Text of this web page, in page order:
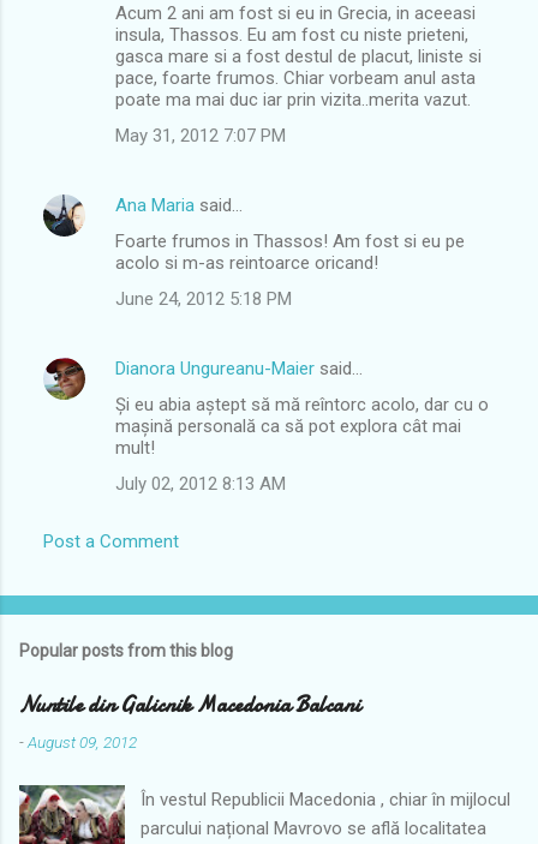
Acum 2 ani am fost si eu in Grecia, in aceeasi
insula, Thassos. Eu am fost cu niste prieteni,
gasca mare si a fost destul de placut, liniste si
pace, foarte frumos. Chiar vorbeam anul asta
poate ma mai duc iar prin vizita..merita vazut.
May 31, 2012 7:07 PM
Ana Maria said…
Foarte frumos in Thassos! Am fost si eu pe
acolo si m-as reintoarce oricand!
June 24, 2012 5:18 PM
Dianora Ungureanu-Maier said…
Și eu abia aștept să mă reîntorc acolo, dar cu o
mașină personală ca să pot explora cât mai
mult!
July 02, 2012 8:13 AM
Post a Comment
Popular posts from this blog
Nuntile din Galicnik Macedonia Balcani
-August 09, 2012
În vestul Republicii Macedonia , chiar în mijlocul
parcului național Mavrovo se află localitatea